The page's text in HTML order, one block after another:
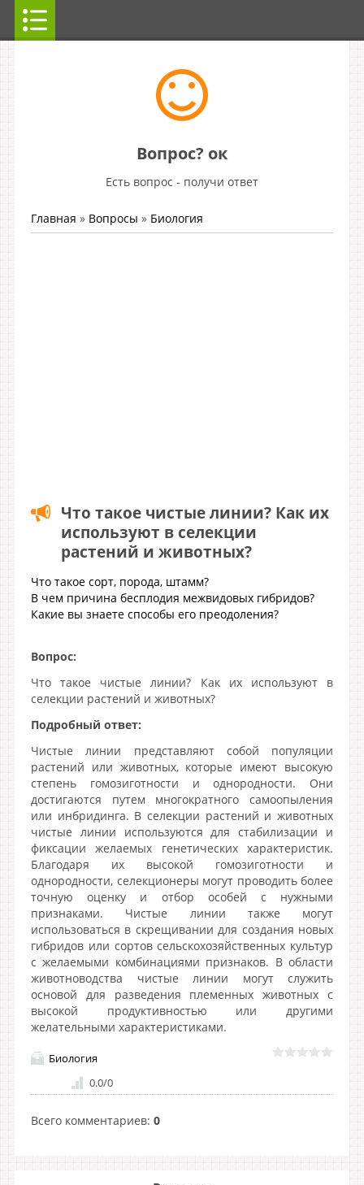
Вопрос? ок
Есть вопрос - получи ответ
Главная » Вопросы » Биология
Что такое чистые линии? Как их
используют в селекции
растений и животных?
Что такое сорт, порода, штамм?
В чем причина бесплодия межвидовых гибридов?
Какие вы знаете способы его преодоления?
Вопрос:
Что такое чистые линии? Как их используют в
селекции растений и животных?
Подробный ответ:
Чистые линии представляют собой популяции
растений или животных, которые имеют высокую
степень гомозиготности и однородности. Они
достигаются путем многократного самоопыления
или инбридинга. В селекции растений и животных
чистые линии используются для стабилизации и
фиксации желаемых генетических характеристик.
Благодаря их высокой гомозиготности и
однородности, селекционеры могут проводить более
точную оценку и отбор особей с нужными
признаками. Чистые линии также могут
использоваться в скрещивании для создания новых
гибридов или сортов сельскохозяйственных культур
с желаемыми комбинациями признаков. В области
животноводства чистые линии могут служить
основой для разведения племенных животных с
высокой продуктивностью или другими
желательными характеристиками.
Биология
0.0/0
Всего комментариев: 0